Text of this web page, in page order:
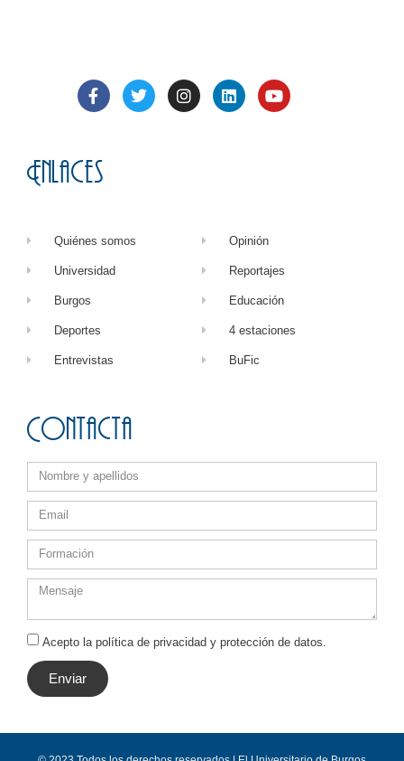
Enlaces
Quiénes somos
Universidad
Burgos
Deportes
Entrevistas
Opinión
Reportajes
Educación
4 estaciones
BuFic
Contacta
Acepto la política de privacidad y protección de datos.
Enviar